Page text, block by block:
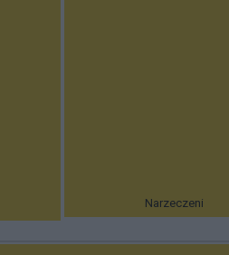
Narzeczeni